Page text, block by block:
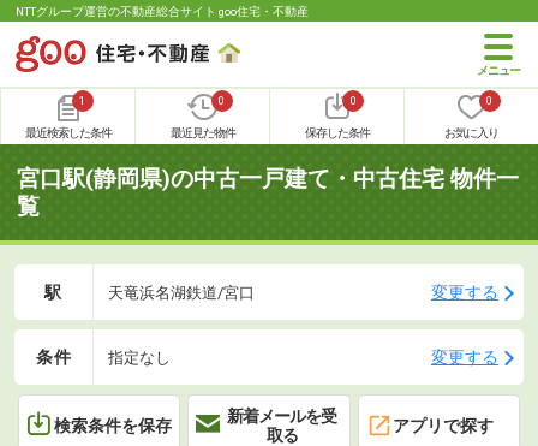
NTTグループ運営の不動産総合サイト goo住宅・不動産
1
最近検索した条件
0
最近見た物件
0
保存した条件
0
お気に入り
宮口駅(静岡県)の中古一戸建て・中古住宅 物件一
覧
駅 天竜浜名湖鉄道/宮口 変更する
条件 指定なし 変更する
検索条件を保存
新着メールを受
取る
アプリで探す